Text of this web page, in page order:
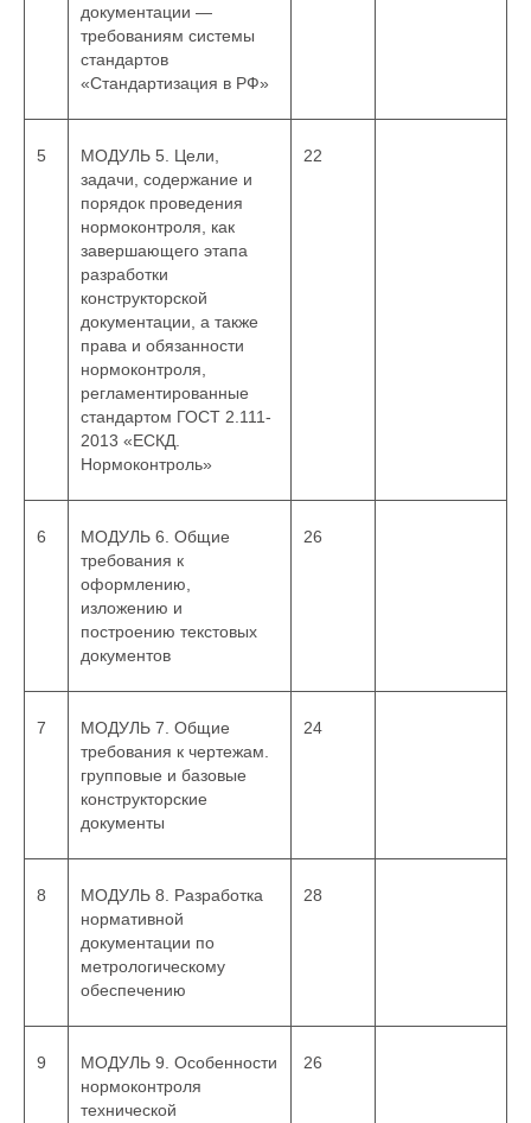
документации —
требованиям системы
стандартов
«Стандартизация в РФ»
5
МОДУЛЬ 5. Цели,
задачи, содержание и
порядок проведения
нормоконтроля, как
завершающего этапа
разработки
конструкторской
документации, а также
права и обязанности
нормоконтроля,
регламентированные
стандартом ГОСТ 2.111-
2013 «ЕСКД.
Нормоконтроль»
22
6
МОДУЛЬ 6. Общие
требования к
оформлению,
изложению и
построению текстовых
документов
26
7
МОДУЛЬ 7. Общие
требования к чертежам.
групповые и базовые
конструкторские
документы
24
8
МОДУЛЬ 8. Разработка
нормативной
документации по
метрологическому
обеспечению
28
9
МОДУЛЬ 9. Особенности
нормоконтроля
технической
26